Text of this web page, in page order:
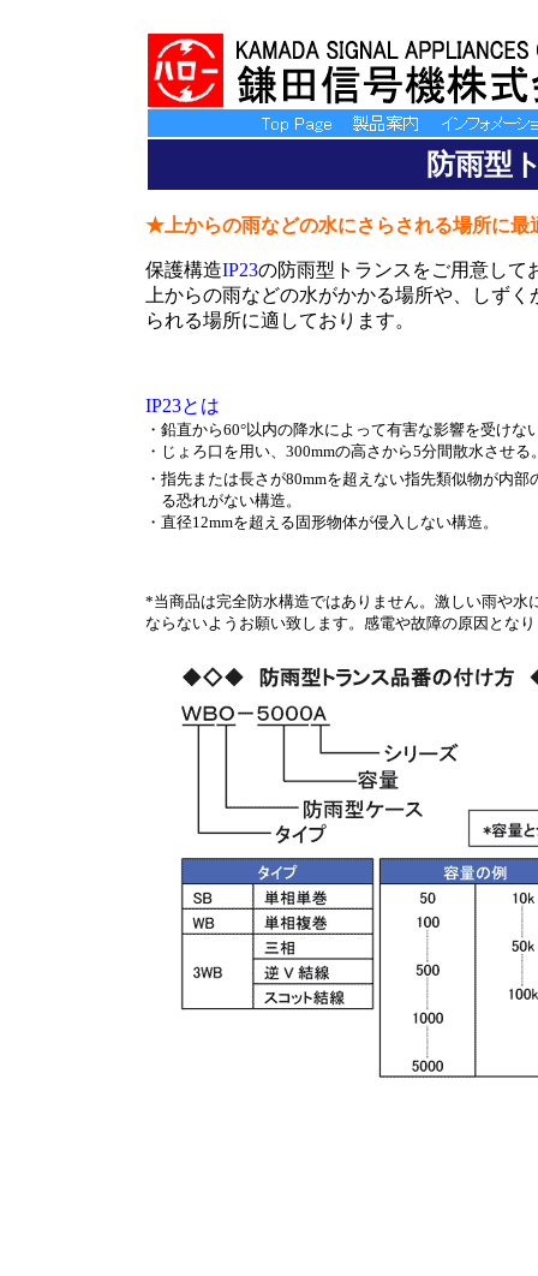
防雨型
★上からの雨などの水にさらされる場所に最
保護構造IP23の防雨型トランスをご用意して
上からの雨などの水がかかる場所や、しず
られる場所に適しております。
IP23とは
・ 鉛直から60°以内の降水によって有害な影響を受けな
・ じょろ口を用い、300mmの高さから5分間散水させる
・ 指先または長さが80mmを超えない指先類似物が内部
る恐れがない構造。
・ 直径12mmを超える固形物体が侵入しない構造。
*当商品は完全防水構造ではありません。激しい雨や水
ならないようお願い致します。感電や故障の原因とな